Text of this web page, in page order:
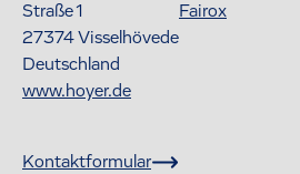
Straße 1
27374Visselhövede
Deutschland
www.hoyer.de
Kontaktformular
Fairox